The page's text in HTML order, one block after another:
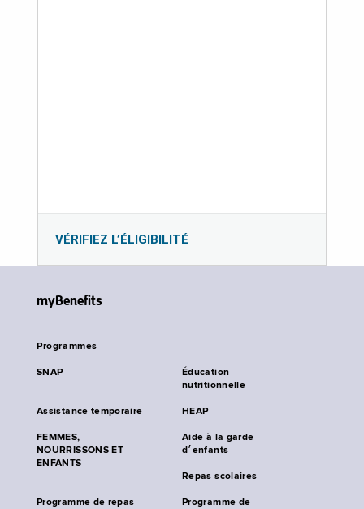
VÉRIFIEZ L’ÉLIGIBILITÉ
myBenefits
Programmes
SNAP
Éducation
nutritionnelle
Assistance temporaire HEAP
FEMMES,
NOURRISSONS ET
ENFANTS
Aide à la garde
d׳enfants
Repas scolaires
Programme de repas
Programme de